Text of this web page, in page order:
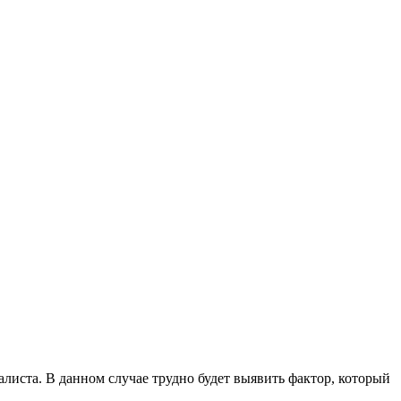
В данном случае трудно будет выявить фактор, который